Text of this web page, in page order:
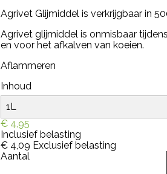
Agrivet Glijmiddel is verkrijgbaar in
Agrivet glijmiddel is onmisbaar
en voor het afkalven van koeien.
Aflammeren
Inhoud
€ 4,95
Inclusief belasting
€ 4,09 Exclusief belasting
Aantal